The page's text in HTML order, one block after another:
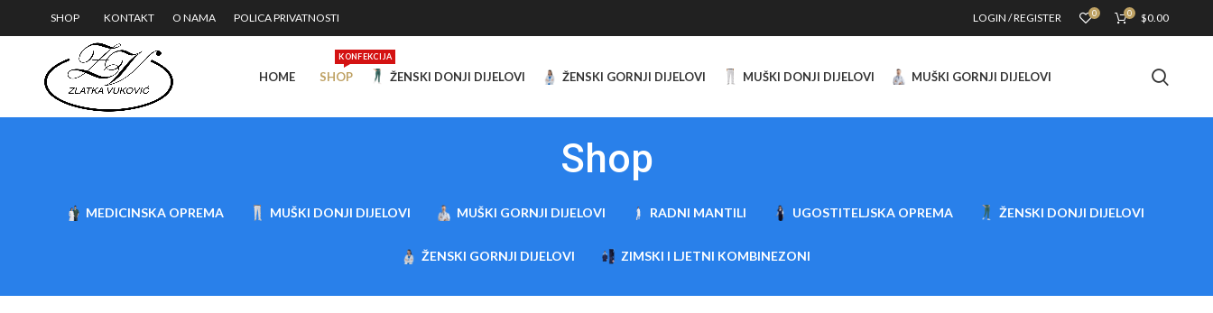
SHOP KONTAKT O NAMA POLICA PRIVATNOSTI LOGIN / REGISTER 0 0 $0.00
HOME SHOP
KONFEKCIJA
ŽENSKI DONJI DIJELOVI ŽENSKI GORNJI DIJELOVI MUŠKI DONJI DIJELOVI MUŠKI GORNJI DIJELOVI
Shop
MEDICINSKA OPREMA MUŠKI DONJI DIJELOVI MUŠKI GORNJI DIJELOVI RADNI MANTILI UGOSTITELJSKA OPREMA ŽENSKI DONJI DIJELOVI
ŽENSKI GORNJI DIJELOVI ZIMSKI I LJETNI KOMBINEZONI